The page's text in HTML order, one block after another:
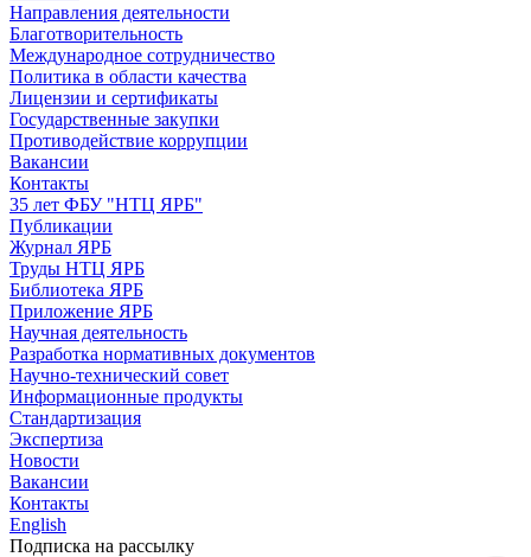
Направления деятельности
Благотворительность
Международное сотрудничество
Политика в области качества
Лицензии и сертификаты
Государственные закупки
Противодействие коррупции
Вакансии
Контакты
35 лет ФБУ "НТЦ ЯРБ"
Публикации
Журнал ЯРБ
Труды НТЦ ЯРБ
Библиотека ЯРБ
Приложение ЯРБ
Научная деятельность
Разработка нормативных документов
Научно-технический совет
Информационные продукты
Стандартизация
Экспертиза
Новости
Вакансии
Контакты
English
Подписка на рассылку